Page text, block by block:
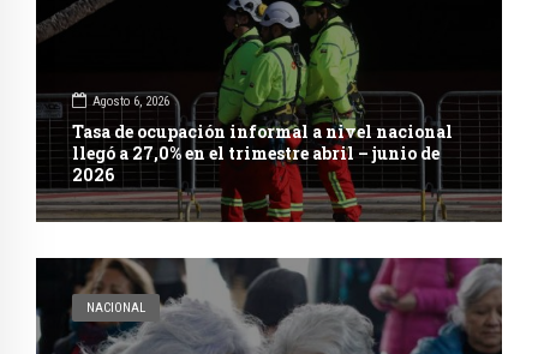
Agosto 6, 2026
Tasa de ocupación informal a nivel nacional
llegó a 27,0% en el trimestre abril – junio de
2026
NACIONAL